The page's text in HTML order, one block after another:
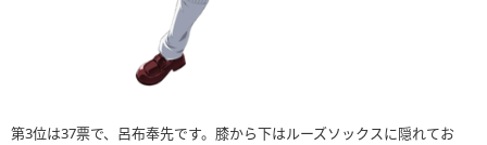
第3位は37票で、呂布奉先です。膝から下はルーズソックスに隠れてお